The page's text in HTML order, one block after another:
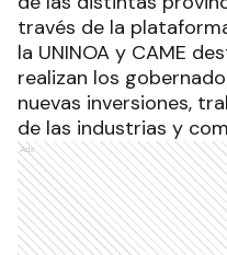
través de la
la UNINOA y CAME
realizan los
nuevas inversiones,
de las industrias y
Ads